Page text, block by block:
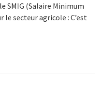
SMIG (Salaire Minimum
secteur agricole : C’est